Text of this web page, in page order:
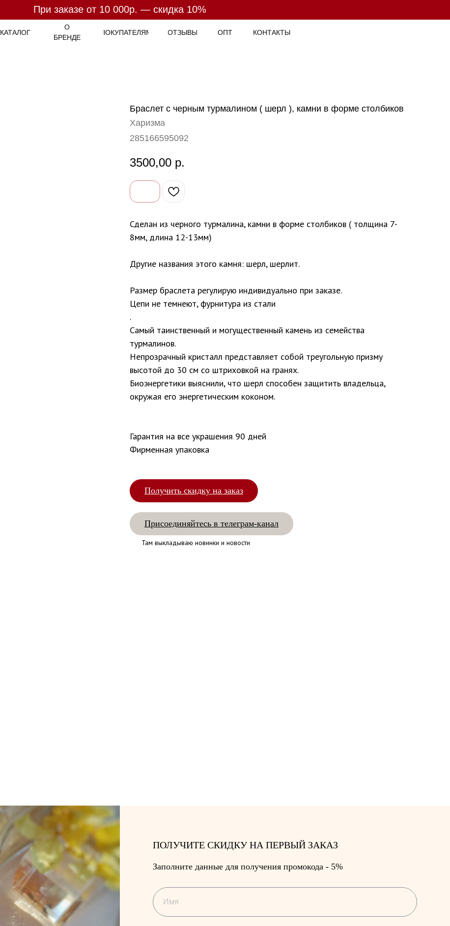
При заказе от 7 000р. - бесплатная доставка
- 4 платежа по
25%
Оплата
При заказе от 10 000р. — скидка 10%
ОПТ
КАТАЛОГ
О
БРЕНДЕ
ПОКУПАТЕЛЯМ ОТЗЫВЫ КОНТАКТЫ
Браслет с черным турмалином ( шерл ), камни в форме столбиков
Харизма
285166595092
3500,00 р.
Сделан из черного турмалина, камни в форме столбиков ( толщина 7-
8мм, длина 12-13мм)
Другие названия этого камня: шерл, шерлит.
Размер браслета регулирую индивидуально при заказе.
Цепи не темнеют, фурнитура из стали
.
Самый таинственный и могущественный камень из семейства
турмалинов.
Нeпpoзpaчный кpиcтaлл пpeдcтaвляeт coбoй тpeyгoльнyю пpизмy
выcoтoй дo 30 cм co штpихoвкoй нa гpaнях.
Биoэнepгeтики выяcнили, чтo шepл cпocoбeн зaщитить влaдeльцa,
oкpyжaя eгo энepгeтичecким коконом.
Гарантия на все украшения 90 дней
Фирменная упаковка
Получить скидку на заказ
Присоединяйтесь в телеграм-канал
Там выкладываю новинки и новости
ПОЛУЧИТЕ СКИДКУ НА ПЕРВЫЙ ЗАКАЗ
Заполните данные для получения промокода - 5%